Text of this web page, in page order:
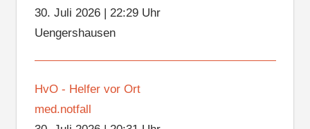
30. Juli 2026| 22:29 Uhr
Uengershausen
HvO - Helfer vor Ort
med.notfall